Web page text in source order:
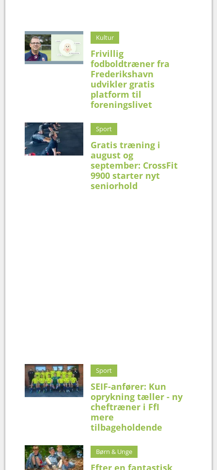
Kultur
Frivillig
fodboldtræner fra
Frederikshavn
udvikler gratis
platform til
foreningslivet
Sport
Gratis træning i
august og
september: CrossFit
9900 starter nyt
seniorhold
Sport
SEIF-anfører: Kun
oprykning tæller - ny
cheftræner i FfI
mere
tilbageholdende
Børn & Unge
Efter en fantastisk